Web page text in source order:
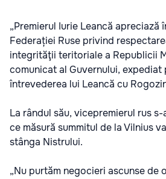
„Premierul Iurie Leancă
Federației Ruse privind
integrităţii teritoriale a Republicii
comunicat al Guvernului, expediat
întrevederea lui Leancă cu
La rândul său, vicepremierul rus
ce măsură summitul de la Vilnius
stânga Nistrului.
„Nu purtăm negocieri ascunse de